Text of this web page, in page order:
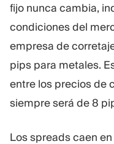
fijo nunca cambia,
condiciones del
empresa de
pips para metales.
entre los precios de
siempre será de 8
Los spreads caen